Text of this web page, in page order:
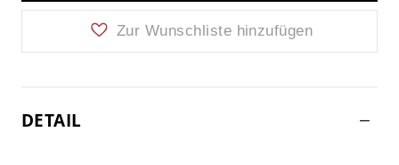
Zur Wunschliste hinzufügen
DETAIL